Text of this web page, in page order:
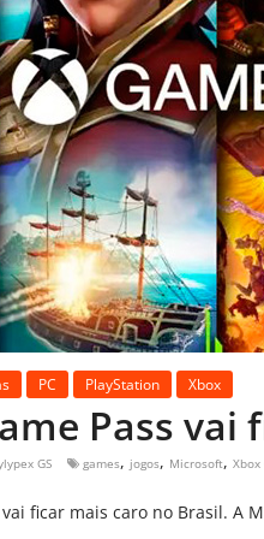
PC PlayStation Xbox
Pass
GS games, jogos, Microsoft, Xbox
vai ficar mais caro no Brasil.